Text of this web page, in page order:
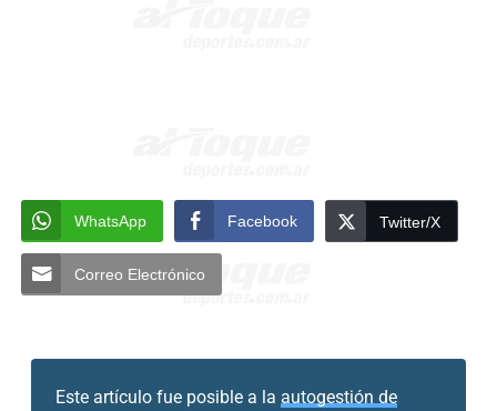
WhatsApp Facebook Twitter/X
Correo Electrónico
Este artículo fue posible a la autogestión de